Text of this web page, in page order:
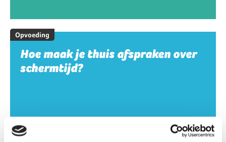
Opvoeding
Hoe maak je thuis afspraken over
schermtijd?